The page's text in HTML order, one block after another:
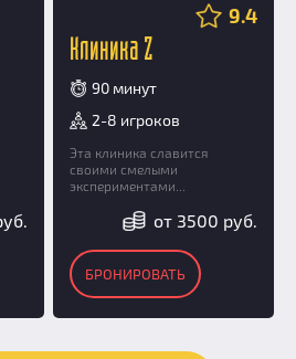
9.4
Клиника Z
90 минут
2-8 игроков
Эта клиника славится
своими смелыми
экспериментами...
от 3500 руб.
БРОНИРОВАТЬ